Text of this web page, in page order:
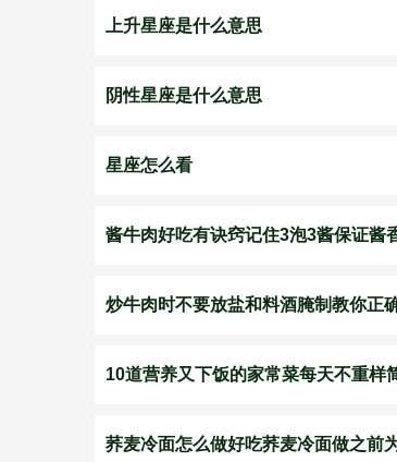
上升星座是什么意思
阴性星座是什么意思
星座怎么看
酱牛肉好吃有诀窍记住3泡3酱保证酱
炒牛肉时不要放盐和料酒腌制教你正
10道营养又下饭的家常菜每天不重样
荞麦冷面怎么做好吃荞麦冷面做之前